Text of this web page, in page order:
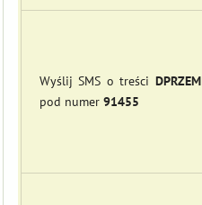
Wyślij SMS o treści DPRZEM
pod numer 91455